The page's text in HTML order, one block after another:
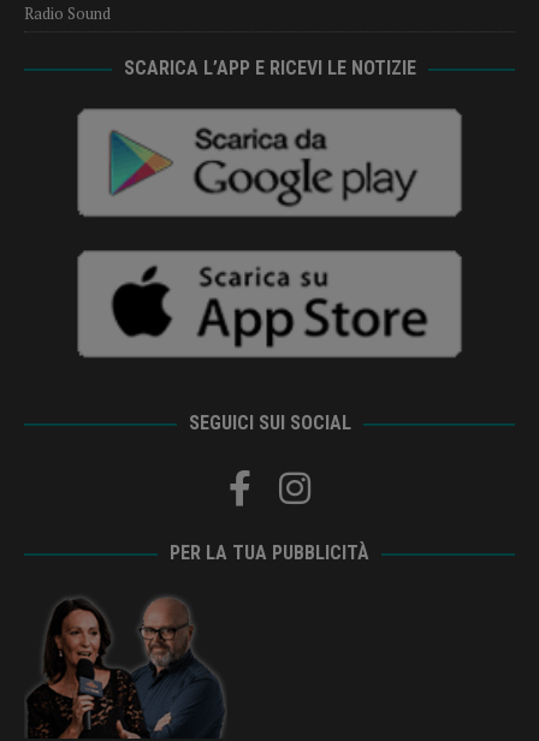
Radio Sound
SCARICA L’APP E RICEVI LE NOTIZIE
SEGUICI SUI SOCIAL
PER LA TUA PUBBLICITÀ